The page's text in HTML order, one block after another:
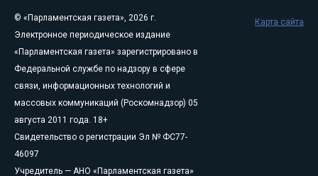
© «Парламентская газета», 2026 г.
Электронное периодическое издание
«Парламентская газета» зарегистрировано в
Федеральной службе по надзору в сфере
связи, информационных технологий и
массовых коммуникаций (Роскомнадзор) 05
августа 2011 года. 18+
Свидетельство о регистрации Эл № ФС77-
46097
Учредитель — АНО «Парламентская газета»
Карта сайта